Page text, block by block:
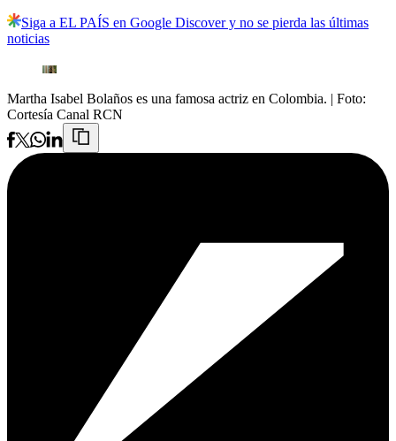
Siga a EL PAÍS en Google Discover y no se pierda las últimas
noticias
Martha Isabel Bolaños es una famosa actriz en Colombia. | Foto:
Cortesía Canal RCN